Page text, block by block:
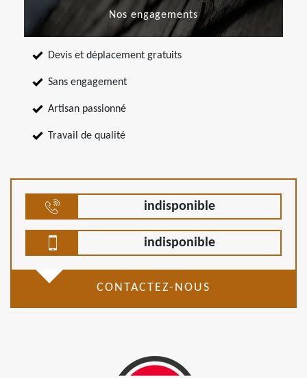
Nos engagements
Devis et déplacement gratuits
Sans engagement
Artisan passionné
Travail de qualité
indisponible
indisponible
CONTACTEZ-NOUS